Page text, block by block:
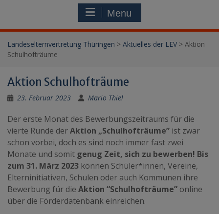
Menu
Landeselternvertretung Thüringen > Aktuelles der LEV > Aktion
Schulhofträume
Aktion Schulhofträume
23. Februar 2023 Mario Thiel
Der erste Monat des Bewerbungszeitraums für die
vierte Runde derAktion „Schulhofträume” ist zwar
schon vorbei, doch es sind noch immer fast zwei
Monate und somit genug Zeit, sich zu bewerben! Bis
zum 31. März 2023 können Schüler*innen, Vereine,
Elterninitiativen, Schulen oder auch Kommunen ihre
Bewerbung für die Aktion “Schulhofträume” online
über die Förderdatenbank einreichen.